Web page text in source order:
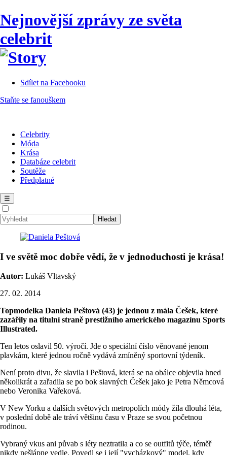
Nejnovější zprávy ze světa
celebrit
Sdílet na Facebooku
Staňte se fanouškem
Celebrity
Móda
Krása
Databáze celebrit
Soutěže
Předplatné
☰
I ve světě moc dobře vědí, že v jednoduchosti je krása!
Autor: Lukáš Vltavský
27. 02. 2014
Topmodelka Daniela Peštová (43) je jednou z mála Češek, které
zazářily na titulní straně prestižního amerického magazínu Sports
Illustrated.
Ten letos oslavil 50. výročí. Jde o speciální číslo věnované jenom
plavkám, které jednou ročně vydává zmíněný sportovní týdeník.
Není proto divu, že slavila i Peštová, která se na obálce objevila hned
několikrát a zařadila se po bok slavných Češek jako je Petra Němcová
nebo Veronika Vařeková.
V New Yorku a dalších světových metropolích módy žila dlouhá léta,
v poslední době ale tráví většinu času v Praze se svou početnou
rodinou.
Vybraný vkus ani půvab s léty neztratila a co se outfitů týče, téměř
nikdy nešlápne vedle. Povedl se i její "vycházkový" model, kdy